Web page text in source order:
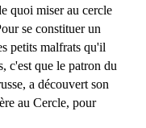
quoi miser au cercle
se constituer un
petits malfrats qu'il
c'est que le patron du
a découvert son
au Cercle, pour